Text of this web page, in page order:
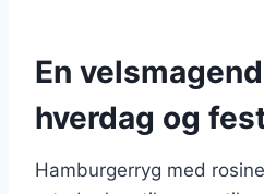
En
hverdag og
Hamburgerryg med